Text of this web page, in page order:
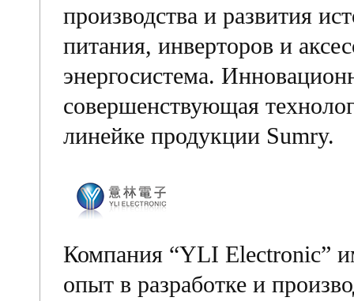
производства и развития
питания, инверторов и
энергосистема.
совершенствующая
линейке продукции Sumry.
Компания “YLI Electronic”
опыт в разработке и